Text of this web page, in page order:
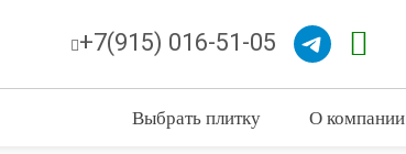
+7(915) 016-51-05
Выбрать плитку О компании